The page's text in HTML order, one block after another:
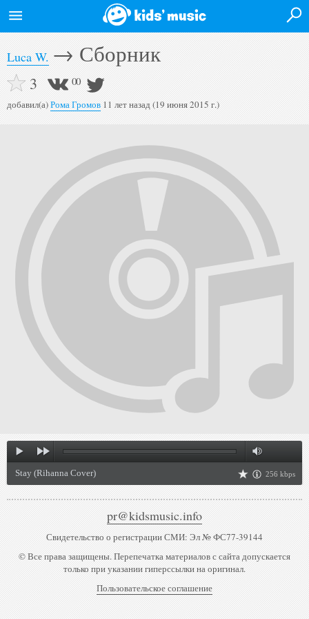
Главная
Новости
Альбомы
Видео
Форум
Luca W. → Сборник
3 00
добавил(а)Рома Громов 11 лет назад (19 июня 2015 г.)
256 kbps
Stay (Rihanna Cover)
pr@kidsmusic.info
Свидетельство о регистрации СМИ: Эл № ФС77-39144
© Все права защищены. Перепечатка материалов с сайта допускается
только при указании гиперссылки на оригинал.
Пользовательское соглашение